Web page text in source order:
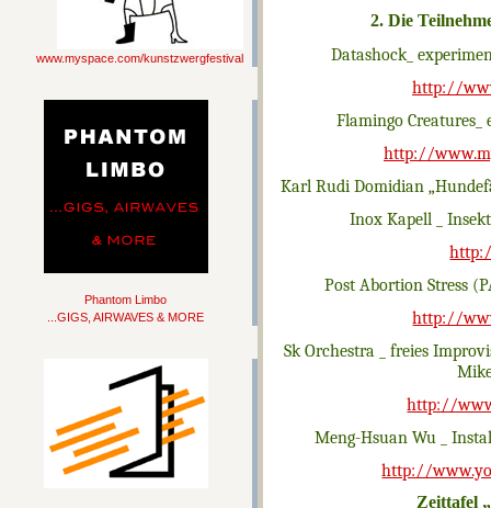
www.myspace.com/kunstzwergfestival
Phantom Limbo
...GIGS, AIRWAVES & MORE
2. Die
Datashock_
http://
Flamingo
http://
Karl Rudi Domidian
Inox Kapell _
Post Abortion Stress
http://
Sk Orchestra _ freies
http://
Meng-Hsuan Wu _
http://
Zeittafel